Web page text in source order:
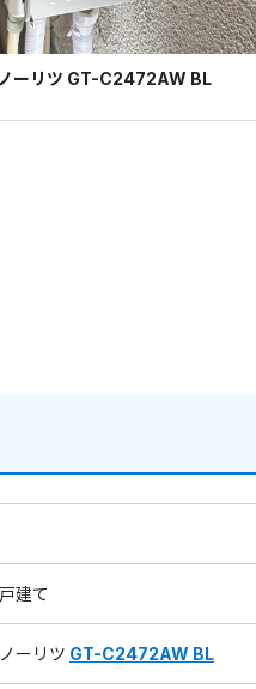
ーリツ GT-C2472AW BL
戸建て
ノーリツ GT-C2472AW BL